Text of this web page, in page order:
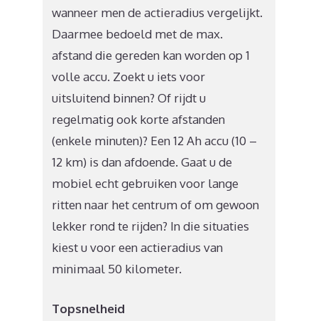
wanneer men de actieradius vergelijkt.
Daarmee bedoeld met de max.
afstand die gereden kan worden op 1
volle accu. Zoekt u iets voor
uitsluitend binnen? Of rijdt u
regelmatig ook korte afstanden
(enkele minuten)? Een 12 Ah accu (10 –
12 km) is dan afdoende. Gaat u de
mobiel echt gebruiken voor lange
ritten naar het centrum of om gewoon
lekker rond te rijden? In die situaties
kiest u voor een actieradius van
minimaal 50 kilometer.
Topsnelheid